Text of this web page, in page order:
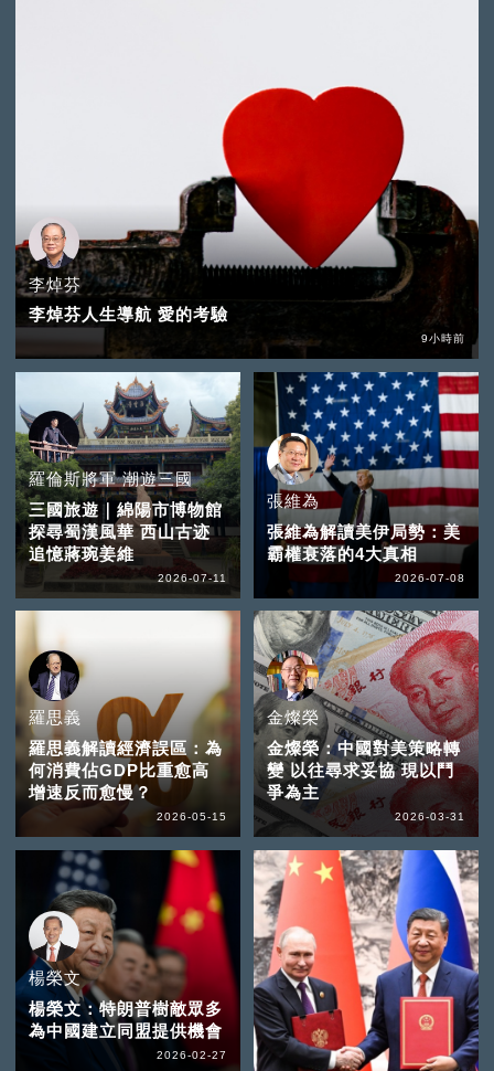
李焯芬
李焯芬人生導航 愛的考驗
9小時前
羅倫斯將軍 潮遊三國
三國旅遊｜綿陽市博物館
探尋蜀漢風華 西山古迹
追憶蔣琬姜維
2026-07-11
張維為
張維為解讀美伊局勢：美
霸權衰落的4大真相
2026-07-08
羅思義
羅思義解讀經濟誤區：為
何消費佔GDP比重愈高
增速反而愈慢？
2026-05-15
金燦榮
金燦榮：中國對美策略轉
變 以往尋求妥協 現以鬥
爭為主
2026-03-31
楊榮文
楊榮文：特朗普樹敵眾多
為中國建立同盟提供機會
2026-02-27